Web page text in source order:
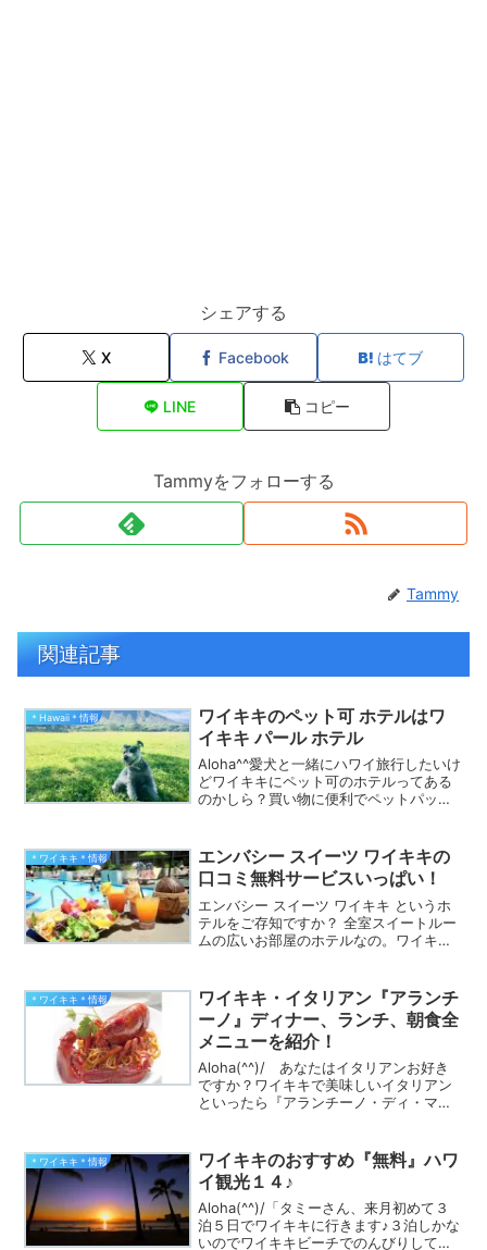
シェアする
X Facebook はてブ
LINE コピー
Tammyをフォローする
Tammy
関連記事
＊Hawaii＊情報
ワイキキのペット可 ホテルはワ
イキキ パール ホテル
Aloha^^愛犬と一緒にハワイ旅行したいけ
どワイキキにペット可のホテルってある
のかしら？買い物に便利でペットパッケ
リー ホテルをタミー紹介しましょう♪
＊ワイキキ＊情報
エンバシー スイーツ ワイキキの
口コミ無料サービスいっぱい！
エンバシー スイーツ ワイキキ というホ
テルをご存知ですか？ 全室スイートルー
ムの広いお部屋のホテルなの。ワイキキ
ツ』良い口コミいっぱいなので紹介しま
すね♪
＊ワイキキ＊情報
ワイキキ・イタリアン『アランチ
ーノ』ディナー、ランチ、朝食全
メニューを紹介！
Aloha(^^)/ あなたはイタリアンお好き
ですか？ワイキキで美味しいイタリアン
といったら『アランチーノ・ディ・マー
☆美味しいに決まってます！ワイキキ
『アランチー...
＊ワイキキ＊情報
ワイキキのおすすめ『無料』ハワ
イ観光１４♪
Aloha(^^)/「タミーさん、来月初めて３
泊５日でワイキキに行きます♪３泊しかな
いのでワイキキビーチでのんびりして買